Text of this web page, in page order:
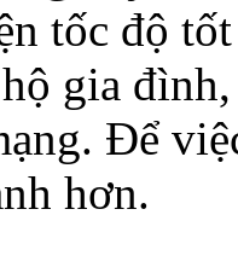
tốc độ
gia
Để
hơn.